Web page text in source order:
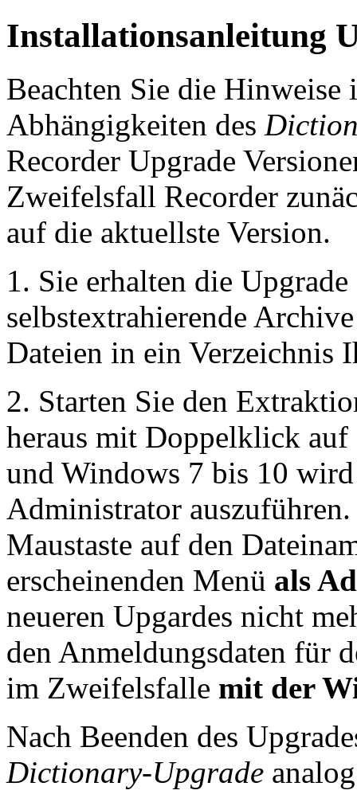
Installationsanleitung
Beachten Sie die
Abhängigkeiten des
Recorder Upgrade
Zweifelsfall Recorder
auf die aktuellste Version.
1. Sie erhalten die
selbstextrahierende
Dateien in ein Verzeichnis
2. Starten Sie den
heraus mit Doppelklick
und Windows 7 bis 10
Administrator
Maustaste auf den
erscheinenden Menü als
neueren Upgardes nicht
den Anmeldungsdaten für
im Zweifelsfalle mit der
Nach Beenden des
Dictionary-Upgrade